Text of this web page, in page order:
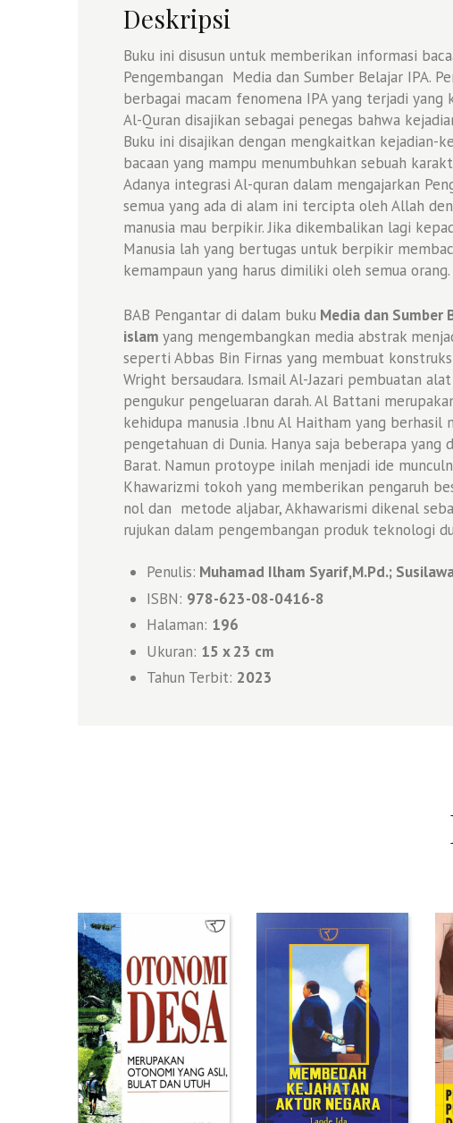
Deskripsi
Buku ini disusun untuk memberikan informasi
Pengembangan Media dan Sumber Belajar IPA.
berbagai macam fenomena IPA yang terjadi yang
Al-Quran disajikan sebagai penegas bahwa
Buku ini disajikan dengan mengkaitkan kejadian-
bacaan yang mampu menumbuhkan sebuah
Adanya integrasi Al-quran dalam mengajarkan
semua yang ada di alam ini tercipta oleh Allah
manusia mau berpikir. Jika dikembalikan lagi
Manusia lah yang bertugas untuk berpikir
kemampaun yang harus dimiliki oleh semua orang.
BAB Pengantar di dalam buku Media dan Sumber
islam yang mengembangkan media abstrak
seperti Abbas Bin Firnas yang membuat
Wright bersaudara. Ismail Al-Jazari pembuatan
pengukur pengeluaran darah. Al Battani
kehidupa manusia .Ibnu Al Haitham yang
pengetahuan di Dunia. Hanya saja beberapa
Barat. Namun protoype inilah menjadi ide
Khawarizmi tokoh yang memberikan pengaruh
nol dan metode aljabar, Akhawarismi dikenal
rujukan dalam pengembangan produk teknologi
Penulis: Muhamad Ilham Syarif,M.Pd.;
ISBN: 978-623-08-0416-8
Halaman: 196
Ukuran: 15 x 23 cm
Tahun Terbit: 2023